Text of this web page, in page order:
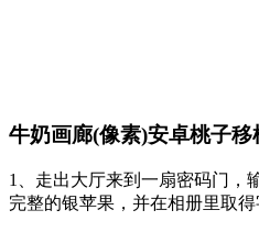
牛奶画廊(像素)安卓桃子
1、走出大厅来到一扇密码门，
完整的银苹果，并在相册里取得